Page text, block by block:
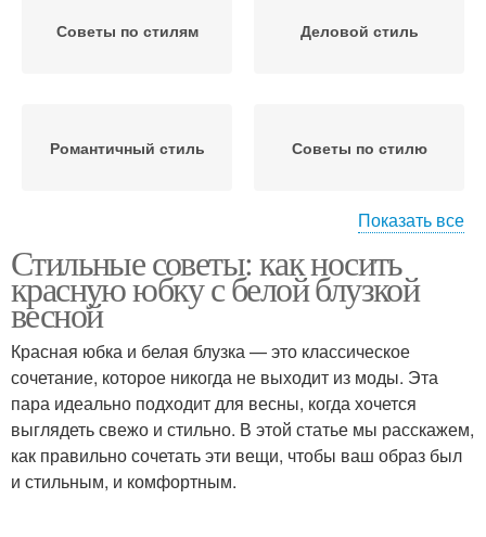
Советы по стилям Деловой стиль
Романтичный стиль Советы по стилю
Классический стиль Романтический стиль
Вечерний стиль Стиль для осени
Показать все
Стильные советы: как носить
красную юбку с белой блузкой
весной
Красная юбка и белая блузка — это классическое
сочетание, которое никогда не выходит из моды. Эта
пара идеально подходит для весны, когда хочется
выглядеть свежо и стильно. В этой статье мы расскажем,
как правильно сочетать эти вещи, чтобы ваш образ был
и стильным, и комфортным.